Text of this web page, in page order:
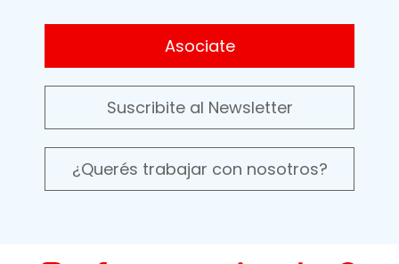
Asociate
Suscribite al Newsletter
¿Querés trabajar con nosotros?